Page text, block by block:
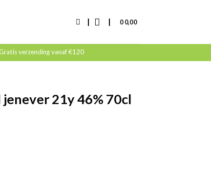
0,00
0
verzending vanaf €120
21y 46% 70cl